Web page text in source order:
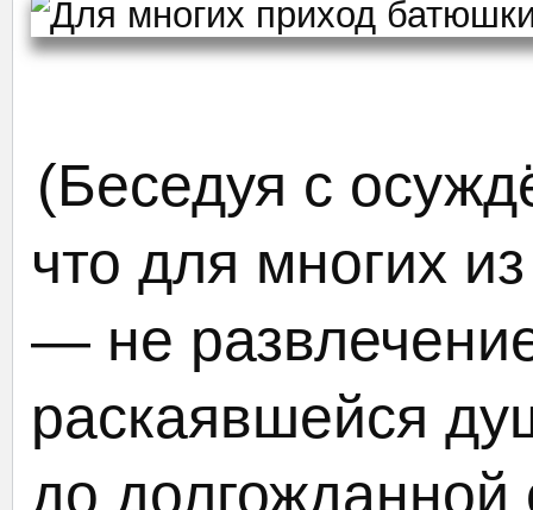
(Беседуя с
что для многих
— не
раскаявшейся
до долгожданной